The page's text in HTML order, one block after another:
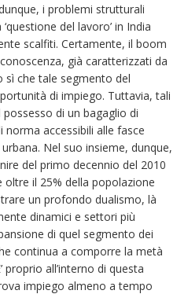
i problemi strutturali
del lavoro’ in India
scalfiti. Certamente, il boom
già caratterizzati da
che tale segmento del
di impiego. Tuttavia, tali
di un bagaglio di
accessibili alle fasce
Nel suo insieme, dunque,
del primo decennio del 2010
il 25% della popolazione
un profondo dualismo, là
dinamici e settori più
di quel segmento dei
continua a comporre la metà
proprio all’interno di questa
impiego almeno a tempo